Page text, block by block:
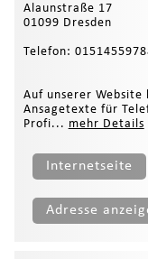
Alaunstraße 17
01099 Dresden
Telefon:
Auf unserer
Ansagetexte für
Profi... mehr Details
Internetseite
Adresse